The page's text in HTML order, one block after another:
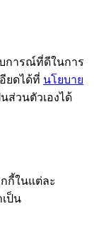
การณ์ที่ดีในการ
ยดได้ที่ นโยบาย
ส่วนตัวเองได้
กี้ในแต่ละ
ป็น